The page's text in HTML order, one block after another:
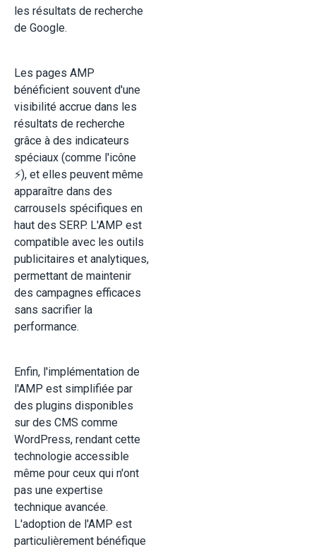
les résultats de recherche
de Google.
Les pages AMP
bénéficient souvent d'une
visibilité accrue dans les
résultats de recherche
grâce à des indicateurs
spéciaux (comme l'icône
⚡), et elles peuvent même
apparaître dans des
carrousels spécifiques en
haut des SERP. L'AMP est
compatible avec les outils
publicitaires et analytiques,
permettant de maintenir
des campagnes efficaces
sans sacrifier la
performance.
Enfin, l'implémentation de
l'AMP est simplifiée par
des plugins disponibles
sur des CMS comme
WordPress, rendant cette
technologie accessible
même pour ceux qui n'ont
pas une expertise
technique avancée.
L'adoption de l'AMP est
particulièrement bénéfique